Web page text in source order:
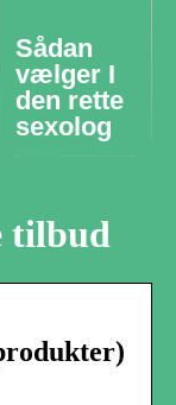
Sådan
vælger I
den rette
sexolog
tilbud